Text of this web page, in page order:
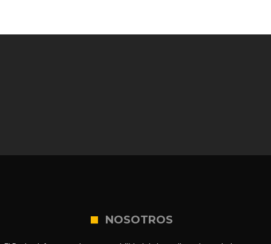
NOSOTROS